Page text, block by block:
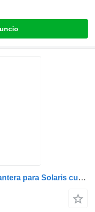
Carcasa Far Dreapta fascia delantera para Solaris cu Semne de Accesibilitate camión